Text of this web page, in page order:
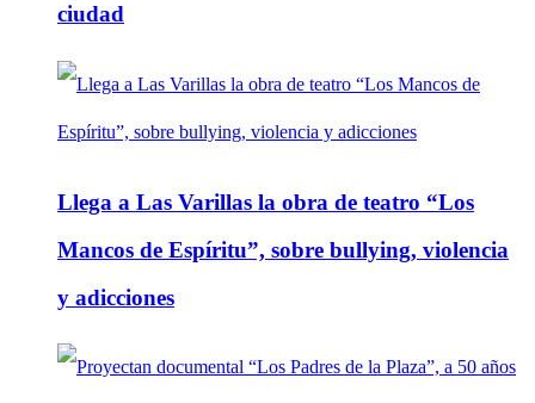
ciudad
Llega a Las Varillas la obra de teatro “Los
Mancos de Espíritu”, sobre bullying, violencia
y adicciones